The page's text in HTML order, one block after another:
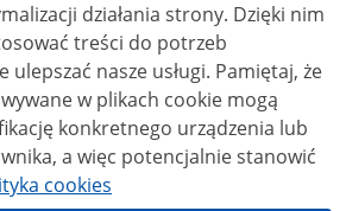
działania strony. Dzięki nim
treści do potrzeb
nasze usługi. Pamiętaj, że
w plikach cookie mogą
konkretnego urządzenia lub
a więc potencjalnie stanowić
cookies